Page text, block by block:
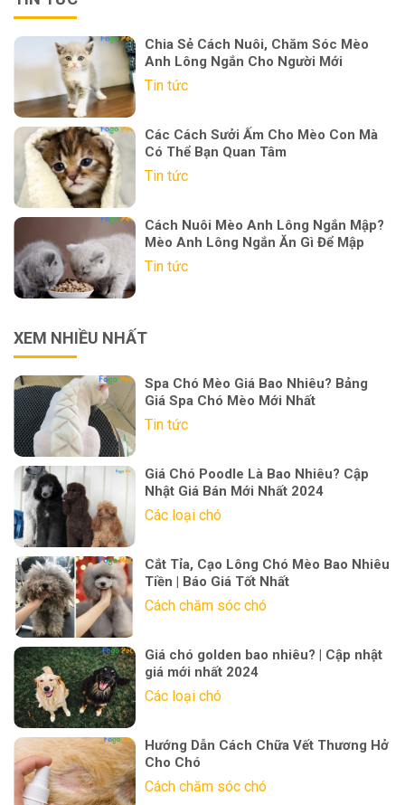
Chia Sẻ Cách Nuôi, Chăm Sóc Mèo
Anh Lông Ngắn Cho Người Mới
Tin tức
Các Cách Sưởi Ấm Cho Mèo Con Mà
Có Thể Bạn Quan Tâm
Tin tức
Cách Nuôi Mèo Anh Lông Ngắn Mập?
Mèo Anh Lông Ngắn Ăn Gì Để Mập
Tin tức
XEM NHIỀU NHẤT
Spa Chó Mèo Giá Bao Nhiêu? Bảng
Giá Spa Chó Mèo Mới Nhất
Tin tức
Giá Chó Poodle Là Bao Nhiêu? Cập
Nhật Giá Bán Mới Nhất 2024
Các loại chó
Cắt Tỉa, Cạo Lông Chó Mèo Bao Nhiêu
Tiền | Báo Giá Tốt Nhất
Cách chăm sóc chó
Giá chó golden bao nhiêu? | Cập nhật
giá mới nhất 2024
Các loại chó
Hướng Dẫn Cách Chữa Vết Thương Hở
Cho Chó
Cách chăm sóc chó